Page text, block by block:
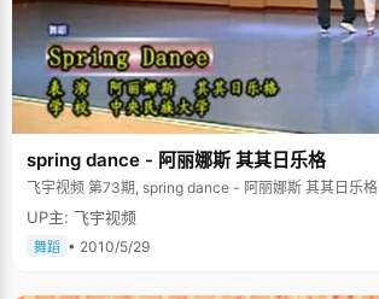
spring dance - 阿丽娜斯 其其日乐格
飞宇视频 第73期, spring dance - 阿丽娜斯 其其日乐格
UP主: 飞宇视频
舞蹈 • 2010/5/29